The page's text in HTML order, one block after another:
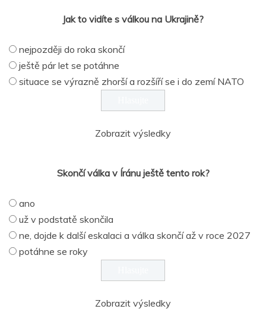
Jak to vidíte s válkou na Ukrajině?
nejpozději do roka skončí
ještě pár let se potáhne
situace se výrazně zhorší a rozšíří se i do zemí NATO
Zobrazit výsledky
Skončí válka v Íránu ještě tento rok?
ano
už v podstatě skončila
ne, dojde k další eskalaci a válka skončí až v roce 2027
potáhne se roky
Zobrazit výsledky